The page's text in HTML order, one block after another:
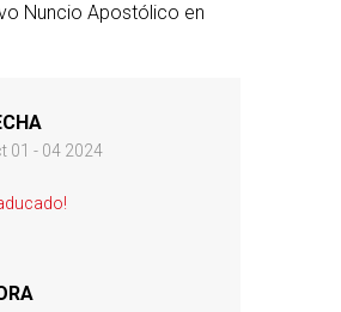
Nuncio Apostólico en
01 - 04 2024